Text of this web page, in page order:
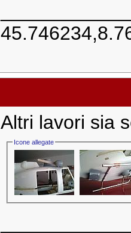
Altri lavori sia
Icone allegate